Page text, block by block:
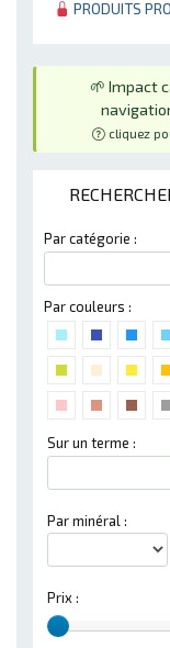
PRODUITS PRO
🌱 Impact
cliquez
Par catégorie :
Par couleurs :
Sur un terme :
Par minéral :
Prix :